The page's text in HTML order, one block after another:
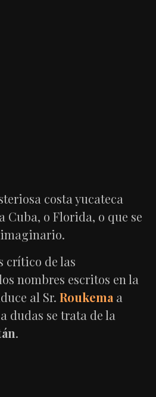
costa yucateca
Cuba, o Florida, o que se
crítico de las
nombres escritos en la
al Sr.Roukema a
dudas se trata de la
.